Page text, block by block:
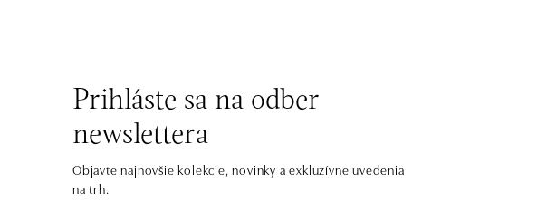
Prihláste sa na odber
newslettera
Objavte najnovšie kolekcie, novinky a exkluzívne uvedenia
na trh.